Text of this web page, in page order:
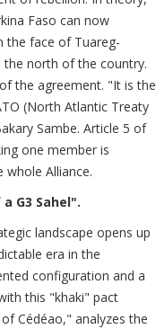
Faso can now
the face of Tuareg-
north of the country.
the agreement. "It is the
(North Atlantic Treaty
Sambe. Article 5 of
one member is
Alliance.
G3 Sahel".
landscape opens up
era in the
configuration and a
this "khaki" pact
Cédéao," analyzes the